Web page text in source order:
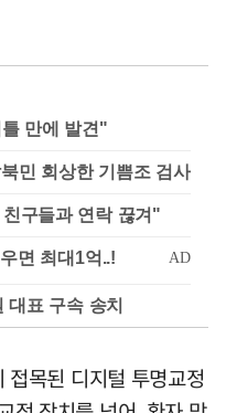
만에 발견"
민 회상한 기쁨조 검사
구들과 연락 끊겨"
표 구속 송치
목된 디지털 투명교정